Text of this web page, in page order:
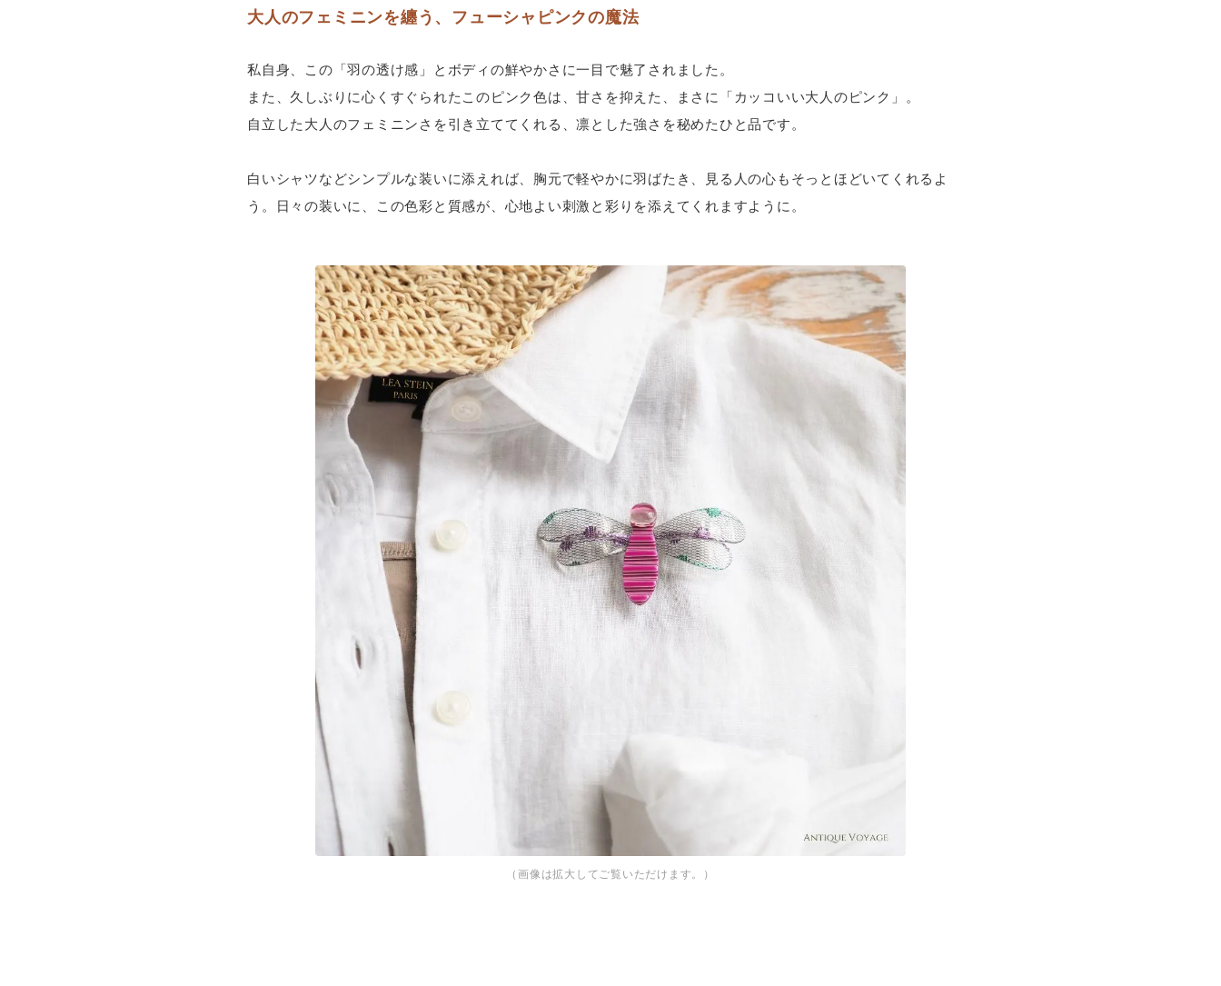
大人のフェミニンを纏う、フューシャピンクの魔法
私自身、この「羽の透け感」とボディの鮮やかさに一目で魅了されました。
また、久しぶりに心くすぐられたこのピンク色は、甘さを抑えた、まさに「カッコいい大人のピンク」。
自立した大人のフェミニンさを引き立ててくれる、凛とした強さを秘めたひと品です。
白いシャツなどシンプルな装いに添えれば、胸元で軽やかに羽ばたき、見る人の心もそっとほどいてくれるよ
う。日々の装いに、この色彩と質感が、心地よい刺激と彩りを添えてくれますように。
（画像は拡大してご覧いただけます。）